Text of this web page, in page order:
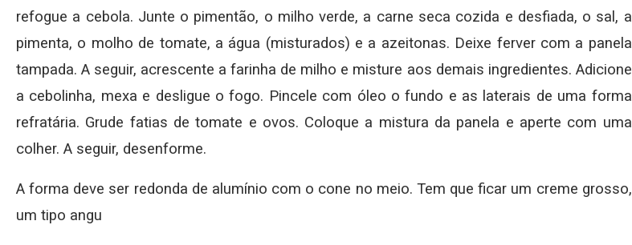
refogue a cebola. Junte o pimentão, o milho verde, a carne seca cozida e desfiada, o sal, a
pimenta, o molho de tomate, a água (misturados) e a azeitonas. Deixe ferver com a panela
tampada. A seguir, acrescente a farinha de milho e misture aos demais ingredientes. Adicione
a cebolinha, mexa e desligue o fogo. Pincele com óleo o fundo e as laterais de uma forma
refratária. Grude fatias de tomate e ovos. Coloque a mistura da panela e aperte com uma
colher. A seguir, desenforme.
A forma deve ser redonda de alumínio com o cone no meio. Tem que ficar um creme grosso,
um tipo angu